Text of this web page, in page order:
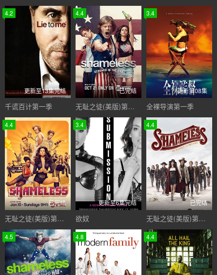
4.2
更新至13集完结
千谎百计第一季
4.4
已完结
无耻之徒(美版)第七季
3.4
更新第08集
全裸导演第一季
4.4
已完结
无耻之徒(美版)第六季
3.4
更新至6集完结
欲奴
4.4
已完结
无耻之徒(美版)第九季
4.5 4.8 4.4